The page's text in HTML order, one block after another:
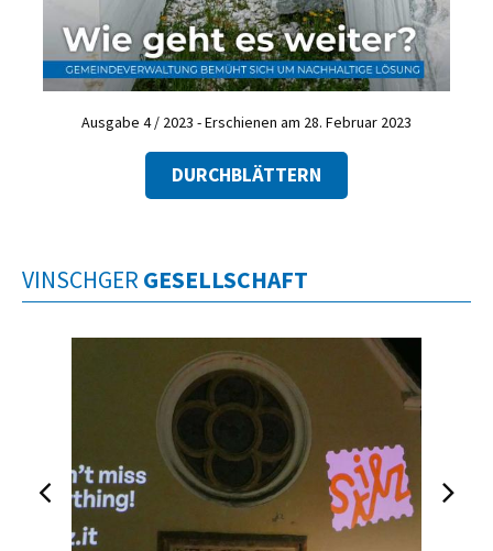
Ausgabe 4 / 2023 - Erschienen am 28. Februar 2023
DURCHBLÄTTERN
VINSCHGER GESELLSCHAFT